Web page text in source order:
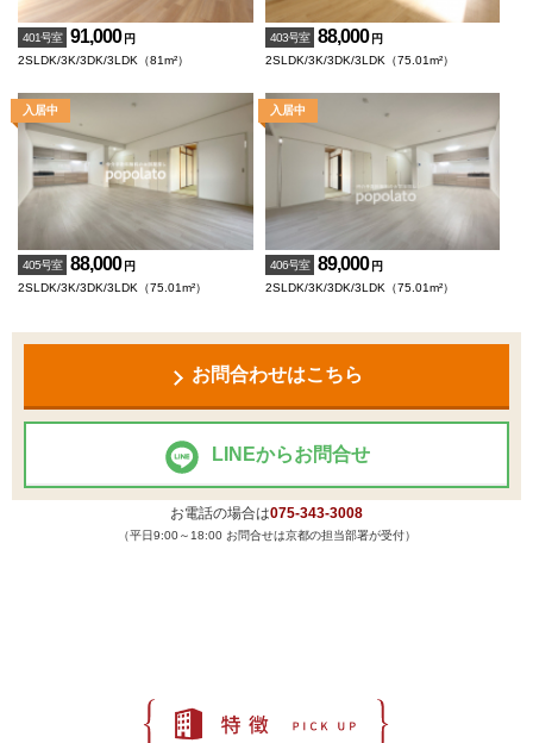
401号室 91,000 円
2SLDK/3K/3DK/3LDK（81m²）
403号室 88,000 円
2SLDK/3K/3DK/3LDK（75.01m²）
405号室 88,000 円
2SLDK/3K/3DK/3LDK（75.01m²）
406号室 89,000 円
2SLDK/3K/3DK/3LDK（75.01m²）
お問合わせはこちら
LINEからお問合せ
お電話の場合は075-343-3008
（平日9:00～18:00 お問合せは京都の担当部署が受付）